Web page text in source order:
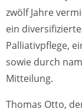
zwölf Jahre
ein
Palliativpflege,
sowie durch
Mitteilung.
Thomas Otto,